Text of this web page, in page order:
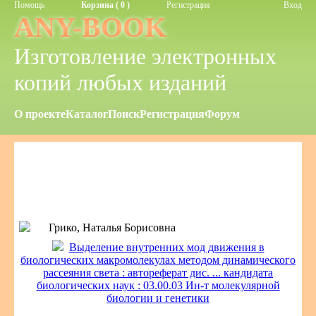
Помощь Корзина ( 0 ) Регистрация Вход
ANY-BOOK
Изготовление электронных
копий любых изданий
О проектеКаталогПоискРегистрацияФорум
Грико, Наталья Борисовна
Выделение внутренних мод движения в
биологических макромолекулах методом динамического
рассеяния света : автореферат дис. ... кандидата
биологических наук : 03.00.03 Ин-т молекулярной
биологии и генетики